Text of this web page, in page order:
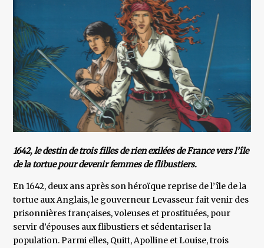
1642, le destin de trois filles de rien exilées de France vers l’île
de la tortue pour devenir femmes de flibustiers.
En 1642, deux ans après son héroïque reprise de l’île de la
tortue aux Anglais, le gouverneur Levasseur fait venir des
prisonnières françaises, voleuses et prostituées, pour
servir d’épouses aux flibustiers et sédentariser la
population. Parmi elles, Quitt, Apolline et Louise, trois